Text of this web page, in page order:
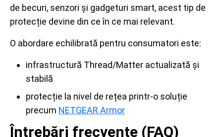
de becuri, senzori și gadgeturi smart, acest tip de
protecție devine din ce în ce mai relevant.
O abordare echilibrată pentru consumatori este:
infrastructură Thread/Matter actualizată și
stabilă
protecție la nivel de rețea printr-o soluție
precum NETGEAR Armor
Întrebări frecvente (FAQ)